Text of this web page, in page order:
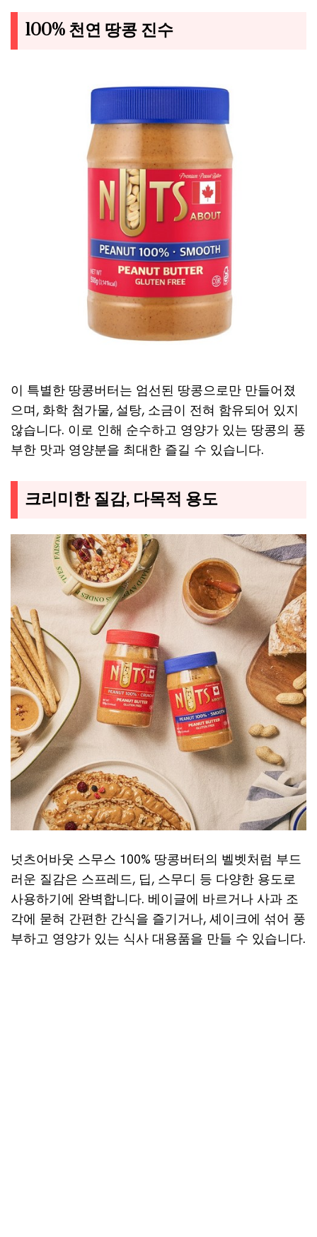
100% 천연 땅콩 진수
이 특별한 땅콩버터는 엄선된 땅콩으로만 만들어졌
으며, 화학 첨가물, 설탕, 소금이 전혀 함유되어 있지
않습니다. 이로 인해 순수하고 영양가 있는 땅콩의 풍
부한 맛과 영양분을 최대한 즐길 수 있습니다.
크리미한 질감, 다목적 용도
넛츠어바웃 스무스 100% 땅콩버터의 벨벳처럼 부드
러운 질감은 스프레드, 딥, 스무디 등 다양한 용도로
사용하기에 완벽합니다. 베이글에 바르거나 사과 조
각에 묻혀 간편한 간식을 즐기거나, 셰이크에 섞어 풍
부하고 영양가 있는 식사 대용품을 만들 수 있습니다.